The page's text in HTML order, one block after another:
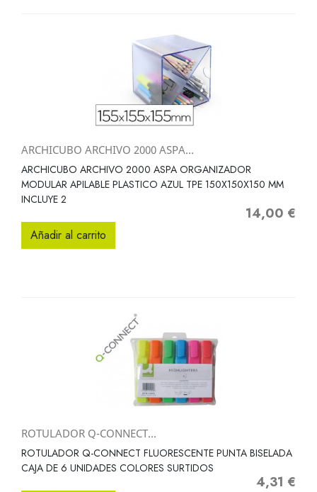
ARCHICUBO ARCHIVO 2000 ASPA...
ARCHICUBO ARCHIVO 2000 ASPA ORGANIZADOR
MODULAR APILABLE PLASTICO AZUL TPE 150X150X150 MM
INCLUYE 2
Precio
14,00 €
Añadir al carrito
ROTULADOR Q-CONNECT...
ROTULADOR Q-CONNECT FLUORESCENTE PUNTA BISELADA
CAJA DE 6 UNIDADES COLORES SURTIDOS
Precio
4,31 €